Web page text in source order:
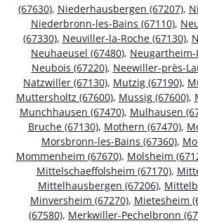
(67630), Niederhausbergen (67207),
Niederbronn-les-Bains (67110),
(67330), Neuviller-la-Roche (67130),
Neuhaeusel (67480),
Neubois (67220), Neewiller-près-
Natzwiller (67130), Mutzig (67190),
Muttersholtz (67600), Mussig (67600),
Munchhausen (67470), Mulhausen
Bruche (67130), Mothern (67470),
Morsbronn-les-Bains (67360),
Mommenheim (67670), Molsheim
Mittelschaeffolsheim (67170),
Mittelhausbergen (67206),
Minversheim (67270), Mietesheim
(67580), Merkwiller-Pechelbronn